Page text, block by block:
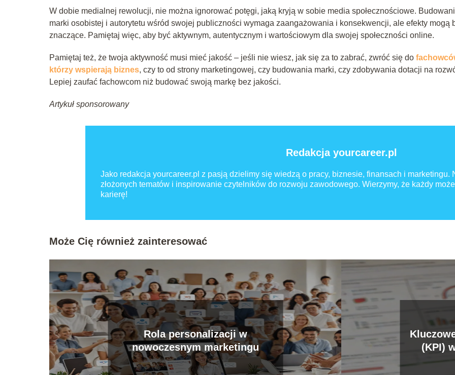
W dobie medialnej rewolucji, nie można ignorować potęgi, jaką kryją w sobie media społecznościowe.
marki osobistej i autorytetu wśród swojej publiczności wymaga zaangażowania i konsekwencji, ale efekty mogą
znaczące. Pamiętaj więc, aby być aktywnym, autentycznym i wartościowym dla swojej społeczności online.
Pamiętaj też, że twoja aktywność musi mieć jakość – jeśli nie wiesz, jak się za to zabrać, zwróć się do
którzy wspierają biznes, czy to od strony marketingowej, czy budowania marki, czy zdobywania dotacji na
Lepiej zaufać fachowcom niż budować swoją markę bez jakości.
Artykuł sponsorowany
Redakcja yourcareer.pl
Jako redakcja yourcareer.pl z pasją dzielimy się wiedzą o pracy, biznesie, finansach i marketingu.
złożonych tematów i inspirowanie czytelników do rozwoju zawodowego. Wierzymy, że każdy
karierę!
Może Cię również zainteresować
Rola personalizacji w
nowoczesnym marketingu
(KPI)